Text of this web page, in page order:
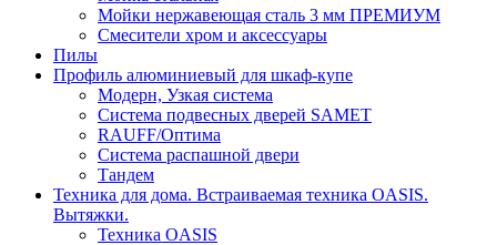
Мойки нержавеющая сталь 3 мм ПРЕМИУМ
Смесители хром и аксессуары
Пилы
Профиль алюминиевый для шкаф-купе
Модерн, Узкая система
Система подвесных дверей SAMET
RAUFF/Оптима
Система распашной двери
Тандем
Техника для дома. Встраиваемая техника OASIS.
Вытяжки.
Техника OASIS